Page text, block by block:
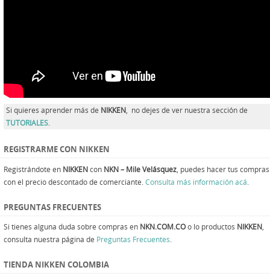
Si quieres aprender más de NIKKEN , no dejes de ver nuestra sección de
TUTORIALES
REGISTRARME CON NIKKEN
Registrándote en NIKKENcon NKN – Mile Velásquez , puedes hacer tus compras
con el precio descontado de comerciante. Consulta más información acá
PREGUNTAS FRECUENTES
Si tienes alguna duda sobre compras en NKN.COM.COo lo productos NIKKEN,
consulta nuestra página de Preguntas Frecuentes.
TIENDA NIKKEN COLOMBIA